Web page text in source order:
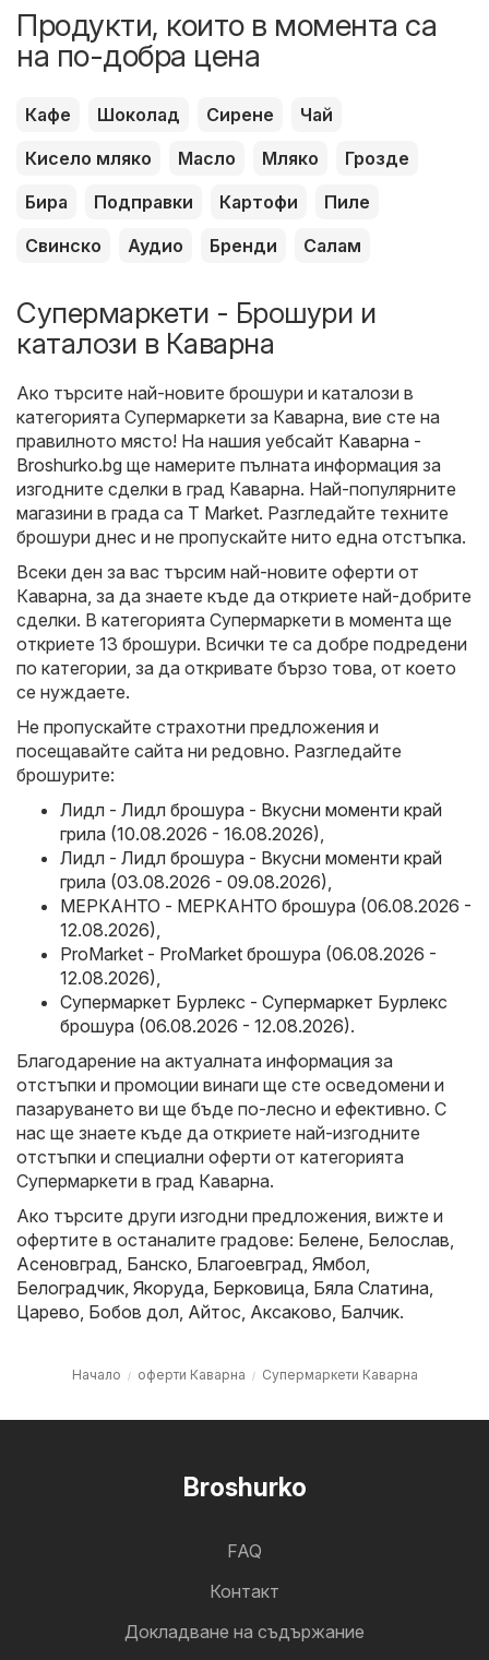
Продукти, които в момента са
на по-добра цена
Кафе Шоколад Сирене
Чай
Кисело мляко
Масло Мляко
Грозде
Бира
Подправки Картофи
Пиле
Свинско
Аудио Бренди Салам
Супермаркети - Брошури и
каталози в Каварна
Ако търсите най-новите брошури и каталози в
категорията Супермаркети за Каварна, вие сте на
правилното място! На нашия уебсайт Каварна -
Broshurko.bg ще намерите пълната информация за
изгодните сделки в град Каварна. Най-популярните
магазини в града са T Market. Разгледайте техните
брошури днес и не пропускайте нито една отстъпка.
Всеки ден за вас търсим най-новите оферти от
Каварна, за да знаете къде да откриете най-добрите
сделки. В категорията Супермаркети в момента ще
откриете 13 брошури. Всички те са добре подредени
по категории, за да откривате бързо това, от което
се нуждаете.
Не пропускайте страхотни предложения и
посещавайте сайта ни редовно. Разгледайте
брошурите:
Лидл - Лидл брошура - Вкусни моменти край
грила (10.08.2026 - 16.08.2026),
Лидл - Лидл брошура - Вкусни моменти край
грила (03.08.2026 - 09.08.2026),
МЕРКАНТО - МЕРКАНТО брошура (06.08.2026 -
12.08.2026),
ProMarket - ProMarket брошура (06.08.2026 -
12.08.2026),
Супермаркет Бурлекс - Супермаркет Бурлекс
брошура (06.08.2026 - 12.08.2026).
Благодарение на актуалната информация за
отстъпки и промоции винаги ще сте осведомени и
пазаруването ви ще бъде по-лесно и ефективно. С
нас ще знаете къде да откриете най-изгодните
отстъпки и специални оферти от категорията
Супермаркети в град Каварна.
Ако търсите други изгодни предложения, вижте и
офертите в останалите градове: Белене, Белослав,
Асеновград, Банско, Благоевград, Ямбол,
Белоградчик, Якоруда, Берковица, Бяла Слатина,
Царево, Бобов дол, Айтос, Аксаково, Балчик.
Начало оферти Каварна Супермаркети Каварна
Broshurko
FAQ
Контакт
Докладване на съдържание